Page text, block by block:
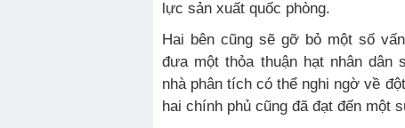
lực sản xuất quốc phòng.
Hai bên cũng sẽ gỡ bỏ một số
đưa một thỏa thuận hạt nhân dân
nhà phân tích có thể nghi ngờ về
hai chính phủ cũng đã đạt đến một